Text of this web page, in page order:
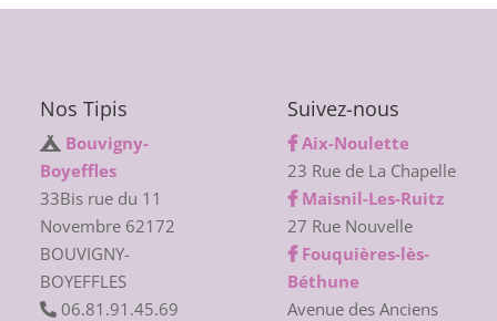
Nos Tipis
Bouvigny-
Boyeffles
33Bis rue du 11
Novembre 62172
BOUVIGNY-
BOYEFFLES
06.81.91.45.69
Suivez-nous
Aix-Noulette
23 Rue de La Chapelle
Maisnil-Les-Ruitz
27 Rue Nouvelle
Fouquières-lès-
Béthune
Avenue des Anciens